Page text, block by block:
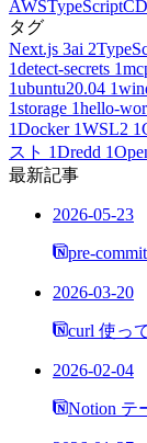
AWSTypeScript
タグ
Next.js 3ai 2
1detect-secrets 1
1ubuntu20.04 1
1storage 1hello-
1Docker 1WSL2 1
スト 1Dredd 1
最新記事
2026-05-23
pre-
2026-03-20
curl 使っ
2026-02-04
Notion テ